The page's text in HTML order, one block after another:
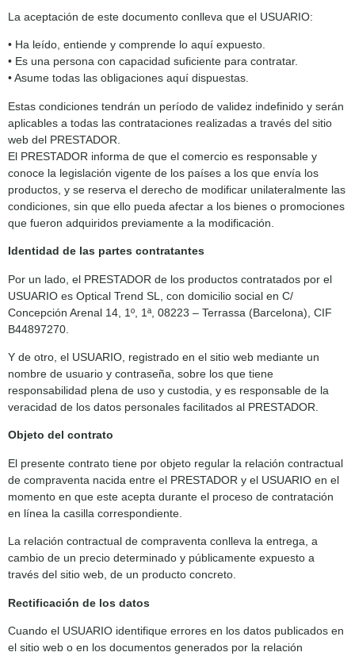
La aceptación de este documento conlleva que el USUARIO:
• Ha leído, entiende y comprende lo aquí expuesto.
• Es una persona con capacidad suficiente para contratar.
• Asume todas las obligaciones aquí dispuestas.
Estas condiciones tendrán un período de validez indefinido y serán
aplicables a todas las contrataciones realizadas a través del sitio
web del PRESTADOR.
El PRESTADOR informa de que el comercio es responsable y
conoce la legislación vigente de los países a los que envía los
productos, y se reserva el derecho de modificar unilateralmente las
condiciones, sin que ello pueda afectar a los bienes o promociones
que fueron adquiridos previamente a la modificación.
Identidad de las partes contratantes
Por un lado, el PRESTADOR de los productos contratados por el
USUARIO es Optical Trend SL, con domicilio social en C/
Concepción Arenal 14, 1º, 1ª, 08223 – Terrassa (Barcelona), CIF
B44897270.
Y de otro, el USUARIO, registrado en el sitio web mediante un
nombre de usuario y contraseña, sobre los que tiene
responsabilidad plena de uso y custodia, y es responsable de la
veracidad de los datos personales facilitados al PRESTADOR.
Objeto del contrato
El presente contrato tiene por objeto regular la relación contractual
de compraventa nacida entre el PRESTADOR y el USUARIO en el
momento en que este acepta durante el proceso de contratación
en línea la casilla correspondiente.
La relación contractual de compraventa conlleva la entrega, a
cambio de un precio determinado y públicamente expuesto a
través del sitio web, de un producto concreto.
Rectificación de los datos
Cuando el USUARIO identifique errores en los datos publicados en
el sitio web o en los documentos generados por la relación